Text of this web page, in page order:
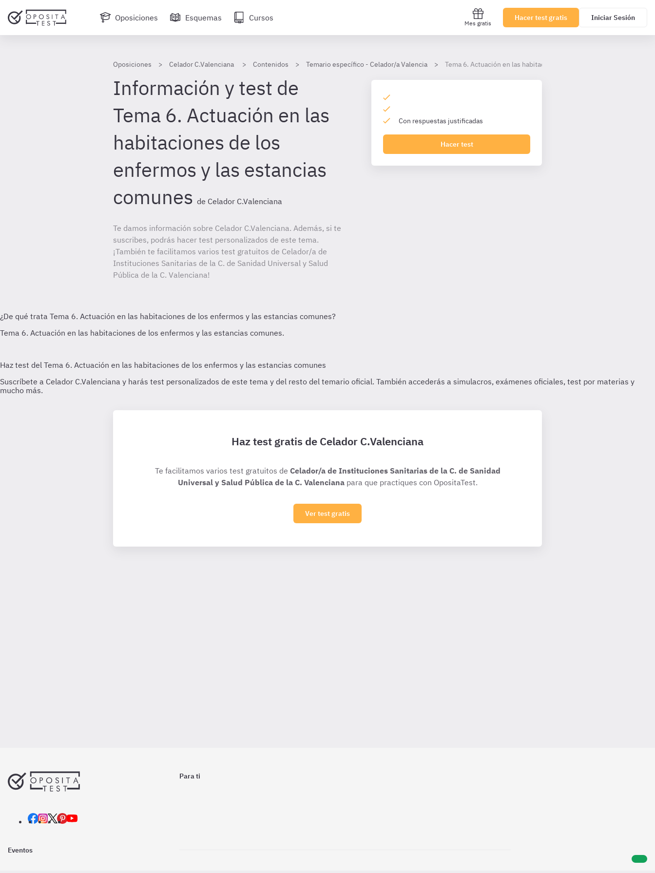
Oposiciones Esquemas Cursos
Mes gratis
Hacer test gratis Iniciar Sesión
Oposiciones Celador C.Valenciana Contenidos Temario específico - Celador/a Valencia Tema 6. Actuación en las habitaciones de los enfermos y las
Información y test de
Tema 6. Actuación en las
habitaciones de los
enfermos y las estancias
comunes de Celador C.Valenciana
Te damos información sobre Celador C.Valenciana. Además, si te
suscribes, podrás hacer test personalizados de este tema.
¡También te facilitamos varios test gratuitos de Celador/a de
Instituciones Sanitarias de la C. de Sanidad Universal y Salud
Pública de la C. Valenciana!
Con respuestas justificadas
Hacer test
Haz test gratis de Celador C.Valenciana
Te facilitamos varios test gratuitos de Celador/a de Instituciones Sanitarias de la C. de Sanidad
Universal y Salud Pública de la C. Valencianapara que practiques con OpositaTest.
Ver test gratis
Para ti
Eventos